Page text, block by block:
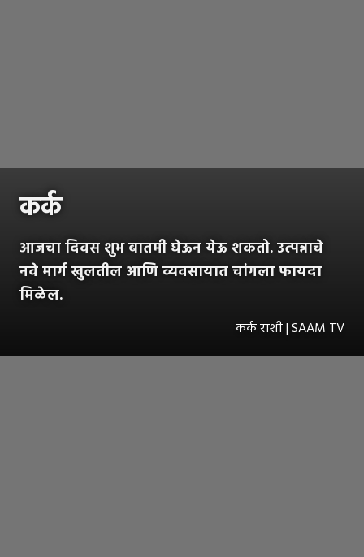
कर्क
आजचा दिवस शुभ बातमी घेऊन येऊ शकतो. उत्पन्नाचे
नवे मार्ग खुलतील आणि व्यवसायात चांगला फायदा
मिळेल.
कर्क राशी | SAAM TV